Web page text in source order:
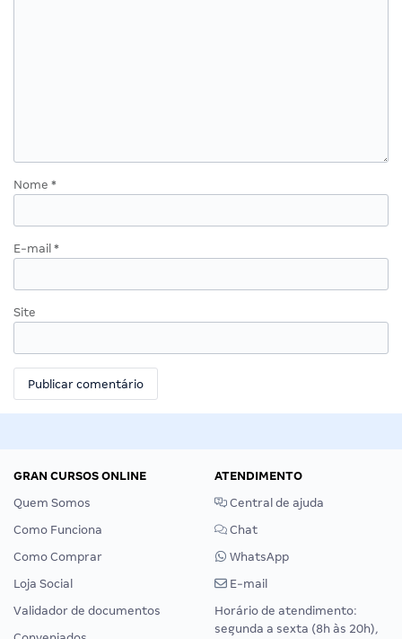
Nome *
E-mail *
Site
GRAN CURSOS ONLINE
Quem Somos
Como Funciona
Como Comprar
Loja Social
Validador de documentos
ATENDIMENTO
Central de ajuda
Chat
WhatsApp
E-mail
Horário de atendimento:
segunda a sexta (8h às 20h),